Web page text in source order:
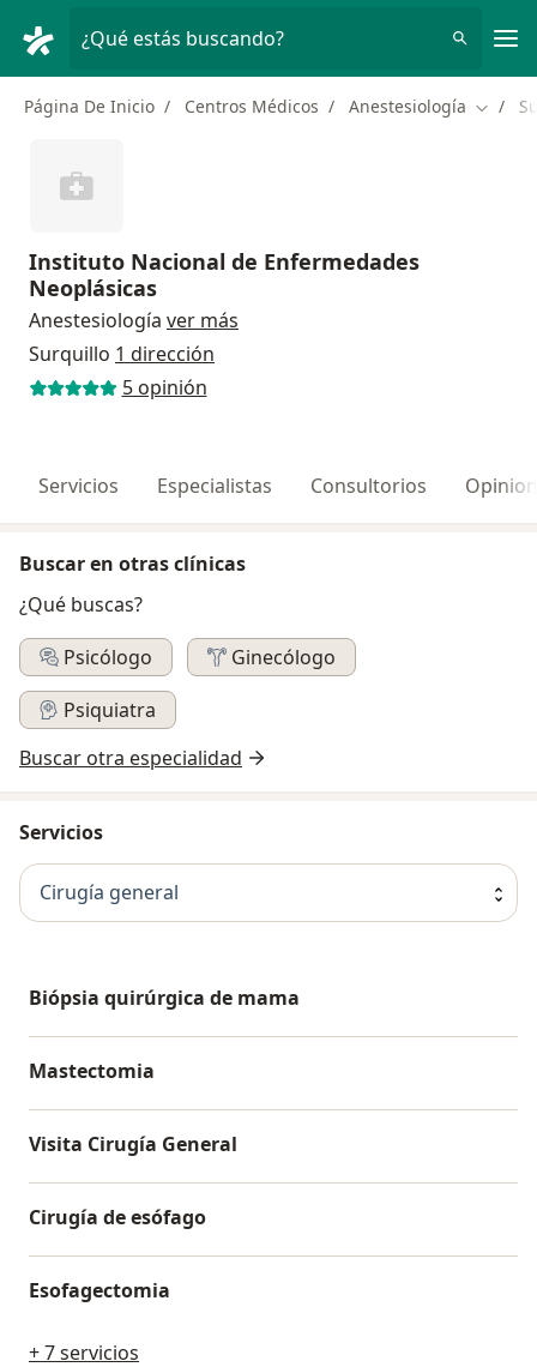
¿Qué estás buscando?
Página De Inicio Centros Médicos Anestesiología
Instituto Nacional de Enfermedades
Neoplásicas
Anestesiología ver más
Surquillo 1 dirección
5 opinión
Servicios Especialistas Consultorios
Buscar en otras clínicas
¿Qué buscas?
Psicólogo
Ginecólogo
Psiquiatra
Buscar otra especialidad
Servicios
Cirugía general
Biópsia quirúrgica de mama
Mastectomia
Visita Cirugía General
Cirugía de esófago
Esofagectomia
+ 7 servicios